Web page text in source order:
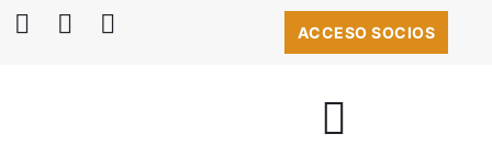
ACCESO SOCIOS